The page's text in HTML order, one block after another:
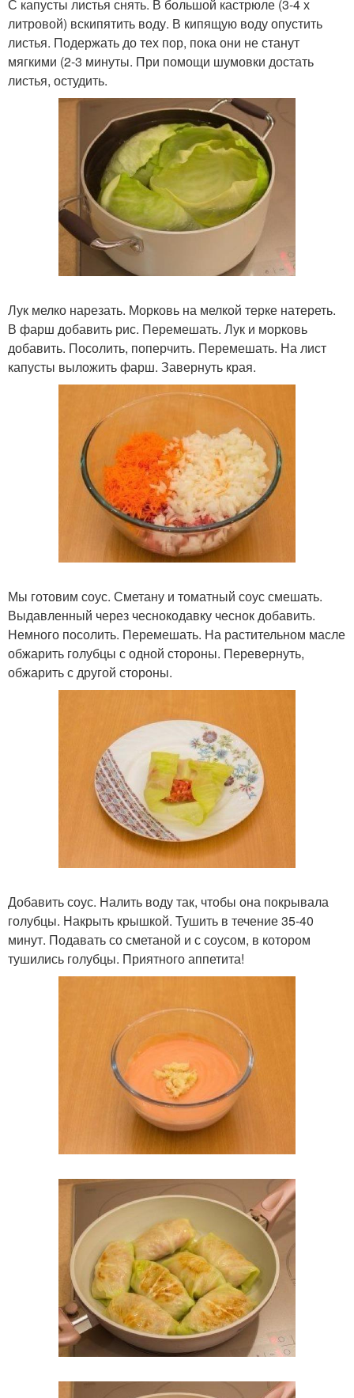
С капусты листья снять. В большой кастрюле (3-4 х
литровой) вскипятить воду. В кипящую воду опустить
листья. Подержать до тех пор, пока они не станут
мягкими (2-3 минуты. При помощи шумовки достать
листья, остудить.
Лук мелко нарезать. Морковь на мелкой терке натереть.
В фарш добавить рис. Перемешать. Лук и морковь
добавить. Посолить, поперчить. Перемешать. На лист
капусты выложить фарш. Завернуть края.
Мы готовим соус. Сметану и томатный соус смешать.
Выдавленный через чеснокодавку чеснок добавить.
Немного посолить. Перемешать. На растительном масле
обжарить голубцы с одной стороны. Перевернуть,
обжарить с другой стороны.
Добавить соус. Налить воду так, чтобы она покрывала
голубцы. Накрыть крышкой. Тушить в течение 35-40
минут. Подавать со сметаной и с соусом, в котором
тушились голубцы. Приятного аппетита!